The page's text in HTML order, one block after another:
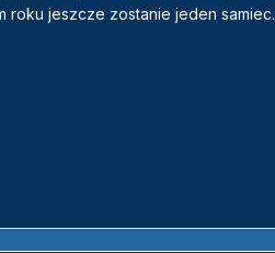
roku jeszcze zostanie jeden samiec.